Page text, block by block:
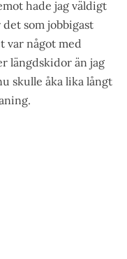
hade jag väldigt
som jobbigast
var något med
längdskidor än jag
skulle åka lika långt